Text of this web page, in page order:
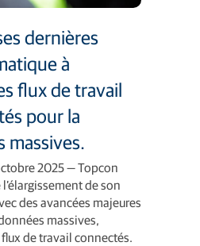
dernières
à
flux de travail
pour la
massives.
2025 — Topcon
de son
des avancées majeures
massives,
de travail connectés.